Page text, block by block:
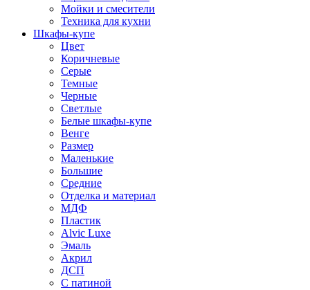
Мойки и смесители
Техника для кухни
Шкафы-купе
Цвет
Коричневые
Серые
Темные
Черные
Светлые
Белые шкафы-купе
Венге
Размер
Маленькие
Большие
Средние
Отделка и материал
МДФ
Пластик
Alvic Luxe
Эмаль
Акрил
ДСП
С патиной